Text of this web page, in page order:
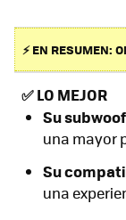
⚡ EN RESUMEN:
✅LO MEJOR
Su
una mayor
Su
una